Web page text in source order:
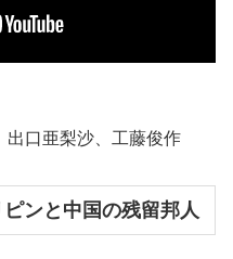
出口亜梨沙、工藤俊作
ンと中国の残留邦人